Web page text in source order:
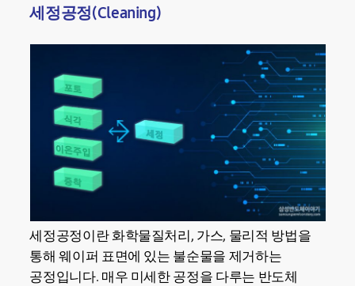
세정공정(Cleaning)
세정공정이란 화학물질처리, 가스, 물리적 방법을
통해 웨이퍼 표면에 있는 불순물을 제거하는
공정입니다. 매우 미세한 공정을 다루는 반도체